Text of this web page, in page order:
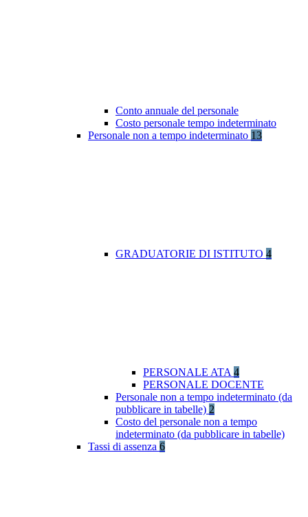
Conto annuale del personale
Costo personale tempo indeterminato
Personale non a tempo indeterminato 13
GRADUATORIE DI ISTITUTO 4
PERSONALE ATA 4
PERSONALE DOCENTE
Personale non a tempo indeterminato (da
pubblicare in tabelle) 2
Costo del personale non a tempo
indeterminato (da pubblicare in tabelle)
Tassi di assenza 6